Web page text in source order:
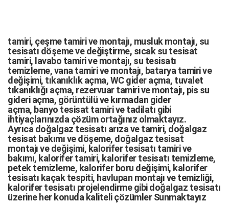
tamiri, çeşme tamirivemontajı, musluk montajı, su
tesisatı döşemeve değiştirme, sıcak su tesisat
tamiri, lavabo tamirivemontajı, su tesisatı
temizleme,vana tamirivemontajı, batarya tamirive
değişimi, tıkanıklık açma,WC gider açma, tuvalet
tıkanıklığı açma, rezervuar tamirive montajı, pis su
gideri açma, görüntülü ve kırmadan gider
açma, banyo tesisat tamirivetadilatı gibi
ihtiyaçlarınızda çözüm ortağınız olmaktayız.
Ayrıca doğalgaz tesisatı arızave tamiri, doğalgaz
tesisat bakımıve döşeme, doğalgaz tesisat
montajıve değişimi, kalorifer tesisatı tamiri ve
bakımı, kalorifer tamiri, kalorifer tesisatı temizleme,
petek temizleme, kalorifer boru değişimi, kalorifer
tesisatı kaçak tespiti, havlupan montajı ve temizliği,
kalorifer tesisatı projelendirme gibi d oğalgaz tesisatı
üzerine her konuda kaliteli çözümler Sunmaktayız